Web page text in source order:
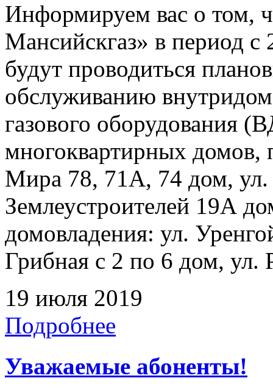
Информируем вас о том,
Мансийскгаз» в период с
будут проводиться
обслуживанию
газового
многоквартирных
Мира 78, 71А, 74 дом, ул.
Землеустроителей 19А
домовладения: ул.
Грибная с 2 по 6 дом, ул.
19 июля 2019
Подробнее
Уважаемые абоненты!